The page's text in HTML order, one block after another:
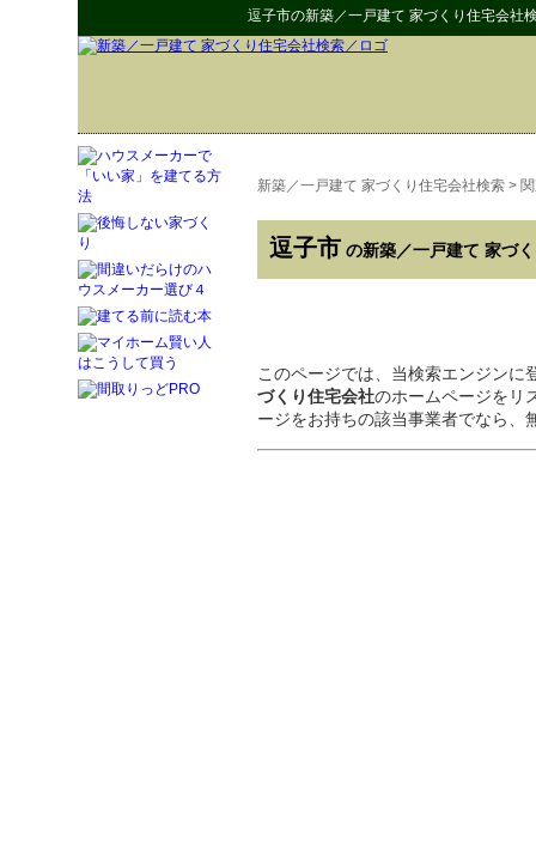
逗子市の新築／一戸建て 家づくり住宅会社
新築／一戸建て 家づくり住宅会社検索 >
逗子市 の新築／一戸建て 家づ
このページでは、当検索エンジンに
づくり住宅会社のホームページをリ
ージをお持ちの該当事業者でなら、